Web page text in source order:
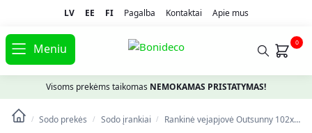
LV EE FI Pagalba Kontaktai Apie mus
Meniu 0
Visoms prekėms taikomas NEMOKAMAS PRISTATYMAS!
/ Sodo prekės / Sodo įrankiai / Rankinė vejapjovė Outsunny 102x50x30cm., juodos/žalios spalvos